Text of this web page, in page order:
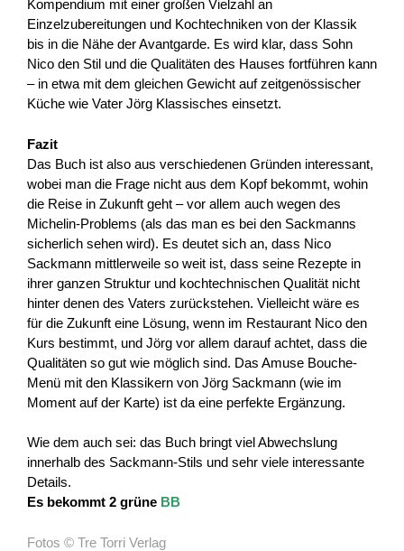
Kompendium mit einer großen Vielzahl an
Einzelzubereitungen und Kochtechniken von der Klassik
bis in die Nähe der Avantgarde. Es wird klar, dass Sohn
Nico den Stil und die Qualitäten des Hauses fortführen kann
– in etwa mit dem gleichen Gewicht auf zeitgenössischer
Küche wie Vater Jörg Klassisches einsetzt.
Fazit
Das Buch ist also aus verschiedenen Gründen interessant,
wobei man die Frage nicht aus dem Kopf bekommt, wohin
die Reise in Zukunft geht – vor allem auch wegen des
Michelin-Problems (als das man es bei den Sackmanns
sicherlich sehen wird). Es deutet sich an, dass Nico
Sackmann mittlerweile so weit ist, dass seine Rezepte in
ihrer ganzen Struktur und kochtechnischen Qualität nicht
hinter denen des Vaters zurückstehen. Vielleicht wäre es
für die Zukunft eine Lösung, wenn im Restaurant Nico den
Kurs bestimmt, und Jörg vor allem darauf achtet, dass die
Qualitäten so gut wie möglich sind. Das Amuse Bouche-
Menü mit den Klassikern von Jörg Sackmann (wie im
Moment auf der Karte) ist da eine perfekte Ergänzung.
Wie dem auch sei: das Buch bringt viel Abwechslung
innerhalb des Sackmann-Stils und sehr viele interessante
Details.
Es bekommt 2 grüne BB
Fotos © Tre Torri Verlag